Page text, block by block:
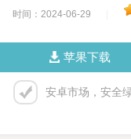
时间：2024-06-29
苹果下载
安卓市场，安全